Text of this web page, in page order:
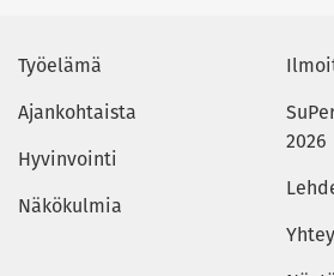
Työelämä
Ajankohtaista
Hyvinvointi
Näkökulmia
2026